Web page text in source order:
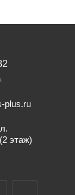
plus.ru
этаж)